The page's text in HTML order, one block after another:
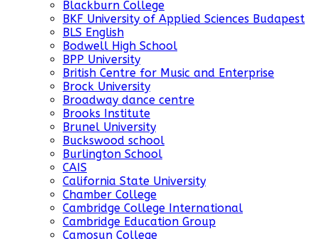
Blackburn College
BKF University of Applied Sciences Budapest
BLS English
Bodwell High School
BPP University
British Centre for Music and Enterprise
Brock University
Broadway dance centre
Brooks Institute
Brunel University
Buckswood school
Burlington School
CAIS
California State University
Chamber College
Cambridge College International
Cambridge Education Group
Camosun College